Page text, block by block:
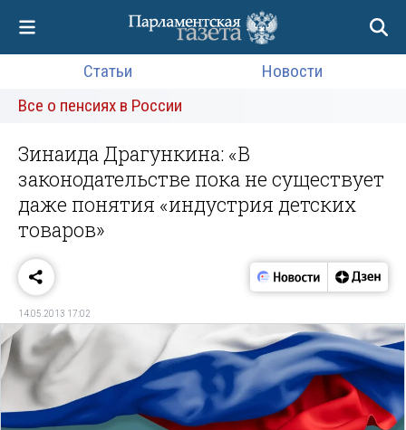
Статьи
Новости
Все о пенсиях в России
Зинаида Драгункина: «В
законодательстве пока не существует
даже понятия «индустрия детских
товаров»
14.05.2013 17:02